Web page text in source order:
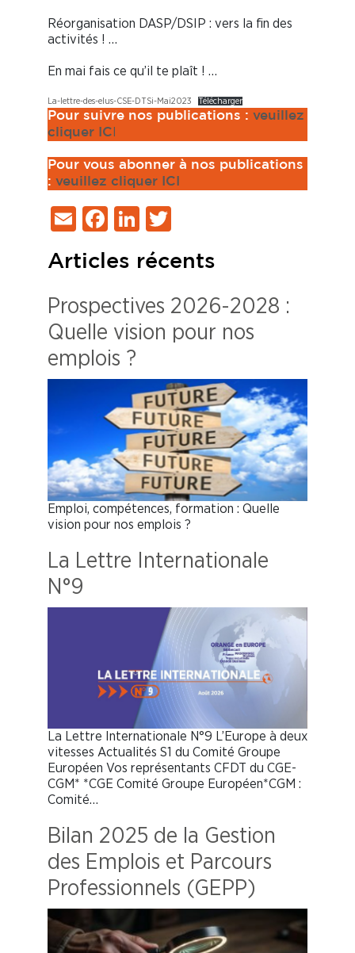
Réorganisation DASP/DSIP : vers la fin des
activités ! …
En mai fais ce qu’il te plaît ! …
La-lettre-des-elus-CSE-DTSi-Mai2023 Télécharger
Pour suivre nos publications : veuillez
cliquer IC
Pour vous abonner à nos publications
: veuillez cliquer ICI
EmailFacebook
LinkedIn
Articles récents
Prospectives 2026-2028 :
Quelle vision pour nos
emplois ?
Emploi, compétences, formation : Quelle
vision pour nos emplois ?
La Lettre Internationale
N°9
La Lettre Internationale N°9 L’Europe à deux
vitesses Actualités S1 du Comité Groupe
Européen Vos représentants CFDT du CGE-
CGM* *CGE Comité Groupe Européen*CGM :
Comité…
Bilan 2025 de la Gestion
des Emplois et Parcours
Professionnels (GEPP)